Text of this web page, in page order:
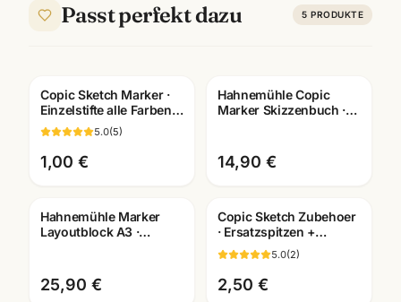
Passt perfekt dazu 5 PRODUKTE
Copic Sketch Marker ·
Einzelstifte alle Farben
E0000-110 ·
Künstlerbedarf
Mannheim
5.0(5)
1,00 €
Hahnemühle Copic
Marker Skizzenbuch ·
14,90 €
Hahnemühle Marker
Layoutblock A3 ·
Künstlerbedarf
Mannheim
25,90 €
Copic Sketch Zubehoer
· Ersatzspitzen +
Leermarker + Pinzette ·
Künstlerbedarf
Mannheim
5.0(2)
2,50 €